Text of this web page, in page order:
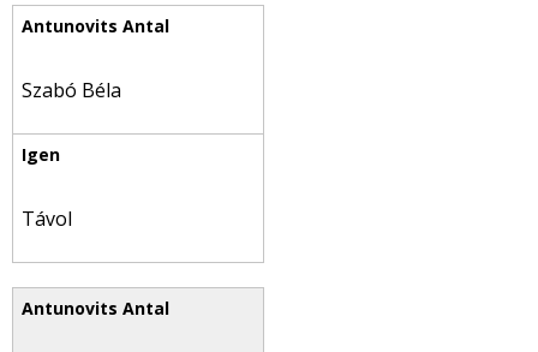
Szabó Béla
Távol